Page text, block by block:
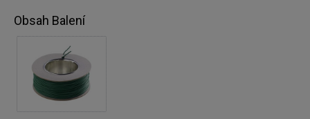
Obsah Balení